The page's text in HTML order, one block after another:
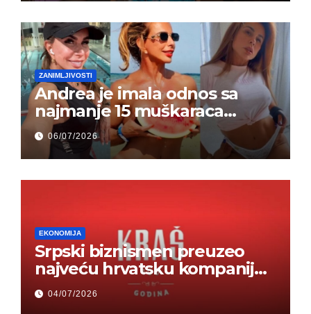
ZANIMLJIVOSTI
Andrea je imala odnos sa
najmanje 15 muškaraca
odjednom – „Doktor mi je
rekao…“ (FOTO)
06/07/2026
EKONOMIJA
Srpski biznismen preuzeo
najveću hrvatsku kompaniju i
ponos zemlje – Hrvati ne
mogu da veruju
04/07/2026